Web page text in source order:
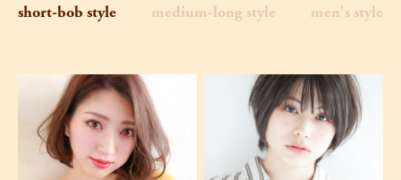
short-bob style medium-long style men's style